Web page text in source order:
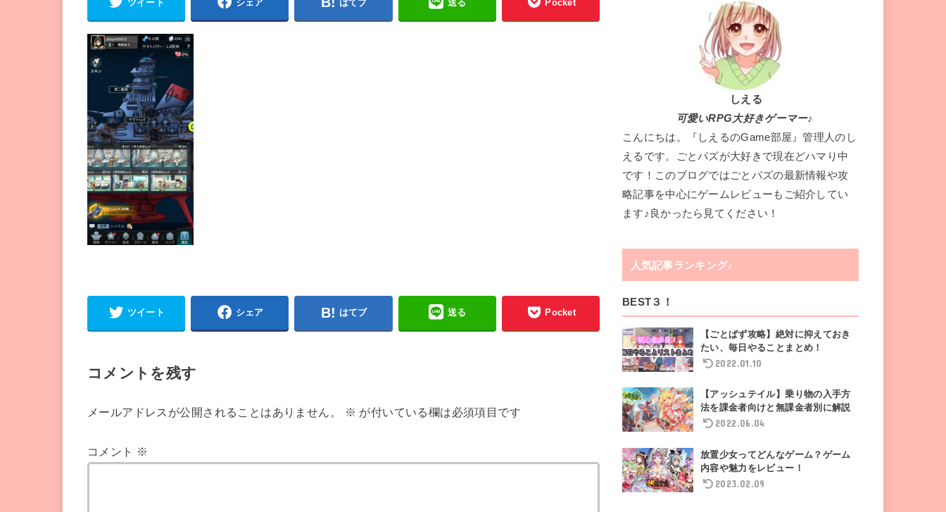
ツイート シェア はてブ 送る Pocket
ツイート シェア はてブ 送る Pocket
コメントを残す
メールアドレスが公開されることはありません。 ※ が付いている欄は必須項目です
コメント ※
しえる
可愛いRPG大好きゲーマー♪
こんにちは。『しえるのGame部屋』管理人のし
えるです。ごとパズが大好きで現在どハマり中
です！このブログではごとパズの最新情報や攻
略記事を中心にゲームレビューもご紹介してい
ます♪良かったら見てください！
人気記事ランキング♪
BEST３！
【ごとぱず攻略】絶対に抑えておき
たい、毎日やることまとめ！
2022.01.10
【アッシュテイル】乗り物の入手方
法を課金者向けと無課金者別に解説
2022.06.04
放置少女ってどんなゲーム？ゲーム
内容や魅力をレビュー！
2023.02.09